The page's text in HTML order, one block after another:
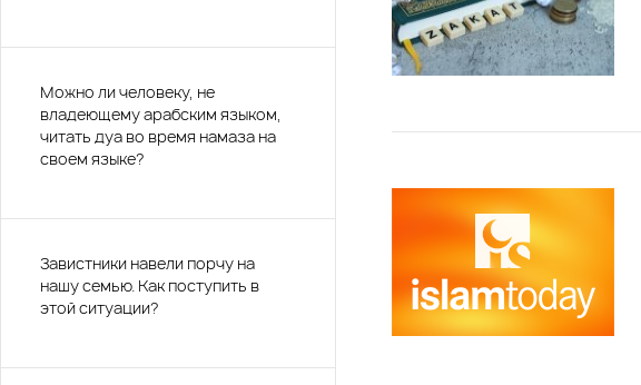
Можно ли человеку, не
владеющему арабским языком,
читать дуа во время намаза на
своем языке?
Завистники навели порчу на
нашу семью. Как поступить в
этой ситуации?